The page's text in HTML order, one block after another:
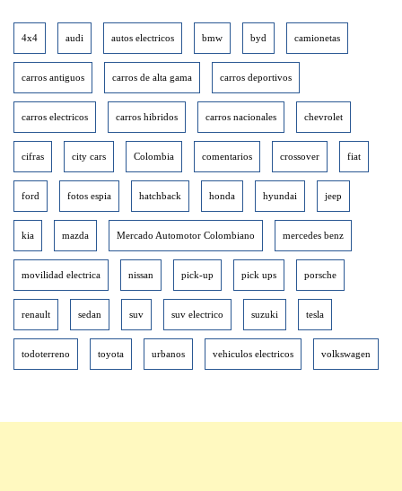
4x4 audi autos electricos bmw byd camionetas
carros antiguos carros de alta gama carros deportivos
carros electricos carros hibridos carros nacionales chevrolet
cifras city cars Colombia comentarios crossover fiat
ford fotos espia hatchback honda hyundai jeep
kia mazda Mercado Automotor Colombiano mercedes benz
movilidad electrica nissan pick-up pick ups porsche
renault sedan suv suv electrico suzuki tesla
todoterreno toyota urbanos vehiculos electricos volkswagen